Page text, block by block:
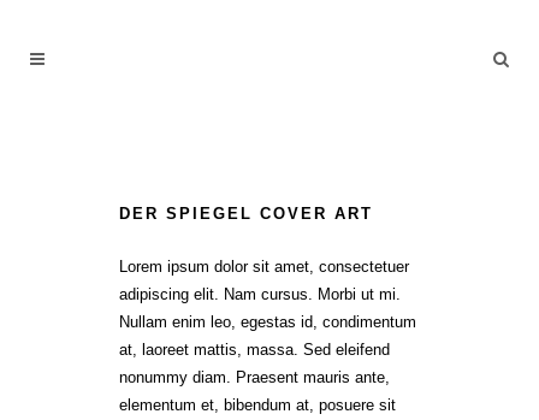
DER SPIEGEL COVER ART
Lorem ipsum dolor sit amet, consectetuer
adipiscing elit. Nam cursus. Morbi ut mi.
Nullam enim leo, egestas id, condimentum
at, laoreet mattis, massa. Sed eleifend
nonummy diam. Praesent mauris ante,
elementum et, bibendum at, posuere sit